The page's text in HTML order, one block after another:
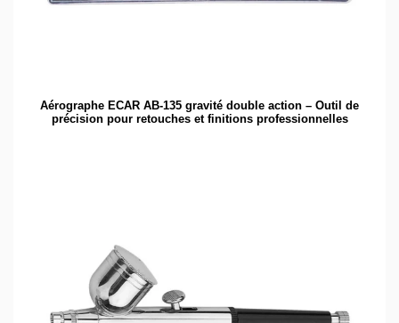
Aérographe ECAR AB-135 gravité double action – Outil de
précision pour retouches et finitions professionnelles